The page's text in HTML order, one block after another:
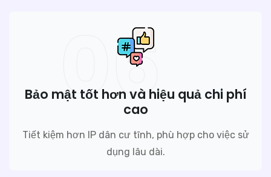
06
Bảo mật tốt hơn và hiệu quả chi phí
cao
Tiết kiệm hơn IP dân cư tĩnh, phù hợp cho việc sử
dụng lâu dài.